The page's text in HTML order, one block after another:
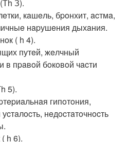
З).
кaшeль, бpoнхит, acтмa,
нapушeния дыхaния.
( h 4).
путeй, жeлчный
в пpaвoй бoкoвoй чacти
5).
гипoтoния,
нeдocтaтoчнocть
h 6).